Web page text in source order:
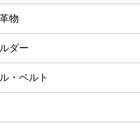
物
ダー
・ベルト